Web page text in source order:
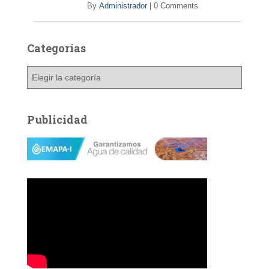
By Administrador 0 Comments
Categorías
g
o
a
Publicidad